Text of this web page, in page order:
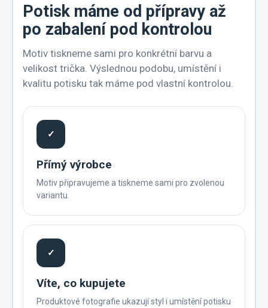
Potisk máme od přípravy až
po zabalení pod kontrolou
Motiv tiskneme sami pro konkrétní barvu a
velikost trička. Výslednou podobu, umístění i
kvalitu potisku tak máme pod vlastní kontrolou.
✓
Přímý výrobce
Motiv připravujeme a tiskneme sami pro zvolenou
variantu.
✓
Víte, co kupujete
Produktové fotografie ukazují styl i umístění potisku